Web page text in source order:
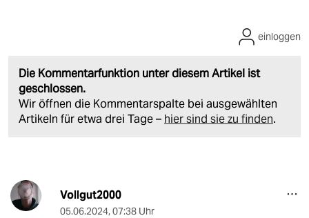
Die Kommentarfunktion unter diesem Artikel ist
geschlossen.
Wir öffnen die Kommentarspalte bei ausgewählten
Artikeln für etwa drei Tage – hier sind sie zu finden.
einloggen
Vollgut2000
05.06.2024, 07:38 Uhr